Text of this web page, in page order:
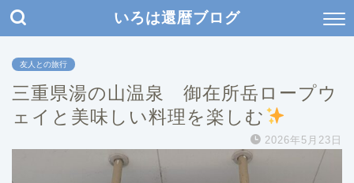
いろは還暦ブログ
友人との旅行
三重県湯の山温泉 御在所岳ロープウ
ェイと美味しい料理を楽しむ
2026年5月23日